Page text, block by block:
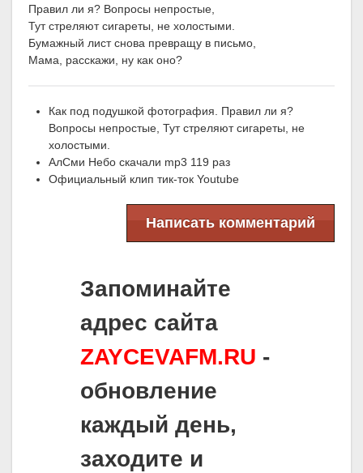
Правил ли я? Вопросы непростые,
Тут стреляют сигареты, не холостыми.
Бумажный лист снова превращу в письмо,
Мама, расскажи, ну как оно?
Как под подушкой фотография. Правил ли я?
Вопросы непростые, Тут стреляют сигареты, не
холостыми.
АлСми Небо скачали mp3 119 раз
Официальный клип тик-ток Youtube
Написать комментарий
Запоминайте
адрес сайта
ZAYCEVAFM.RU -
обновление
каждый день,
заходите и